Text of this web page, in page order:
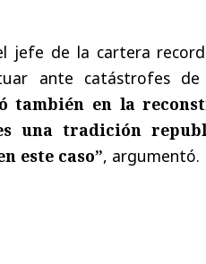
jefe de la cartera
ante catástrofes
también en la
una tradición
este caso”, argumentó.